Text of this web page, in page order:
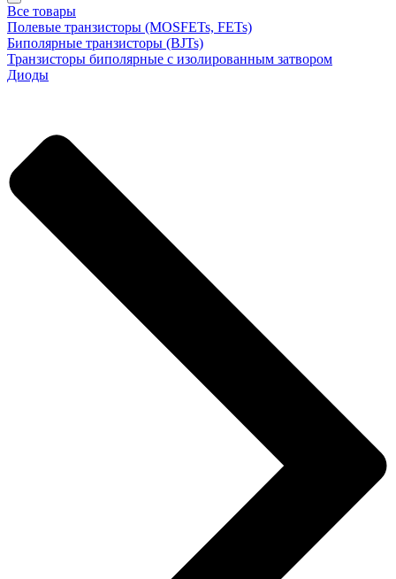
Все товары
Полевые транзисторы (MOSFETs, FETs)
Биполярные транзисторы (BJTs)
Транзисторы биполярные с изолированным затвором
Диоды